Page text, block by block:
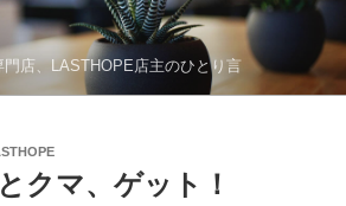
店、LASTHOPE店主のひとり言
クマ、ゲット！